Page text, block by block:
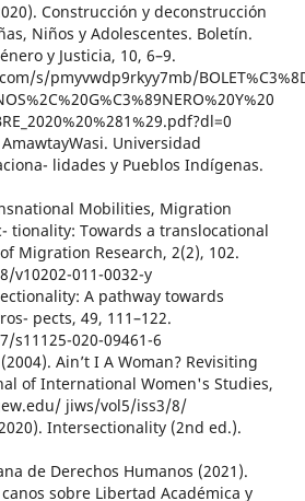
Construcción y deconstrucción
Niños y Adolescentes. Boletín.
y Justicia, 10, 6–9.
s/pmyvwdp9rkyy7mb/
Universidad
lidades y Pueblos Indígenas.
Mobilities, Migration
tionality: Towards a translocational
Migration Research, 2(2), 102.
v10202-011-0032-y
A pathway towards
pects, 49, 111–122.
s11125-020-09461-6
Ain’t I A Woman? Revisiting
of International Women's Studies,
jiws/vol5/iss3/8/
Intersectionality (2nd ed.).
de Derechos Humanos (2021).
sobre Libertad Académica y